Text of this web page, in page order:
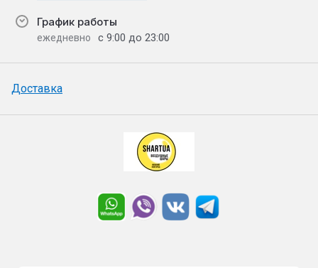
График работы
ежедневно с 9:00 до 23:00
Доставка